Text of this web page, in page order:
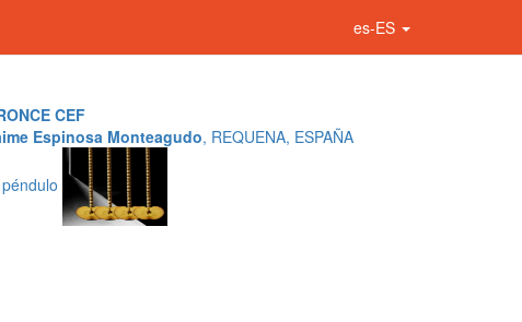
es-ES
CEF
Espinosa Monteagudo, REQUENA, ESPAÑA